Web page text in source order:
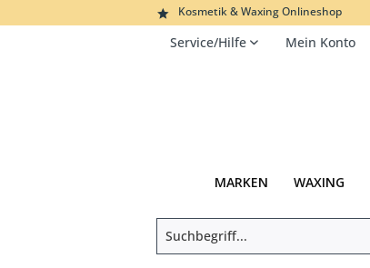
Kosmetik & Waxing Onlineshop
Service/Hilfe Mein Konto
MARKEN WAXING